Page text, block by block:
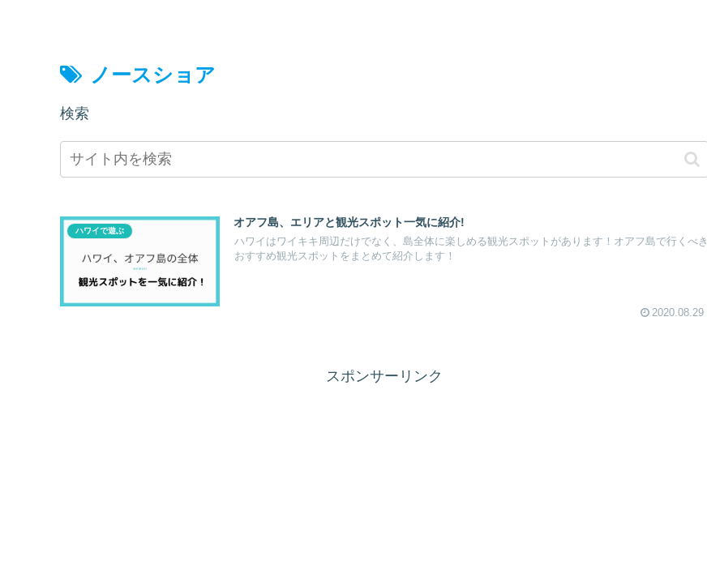
ノースショア
検索
ハワイで遊ぶ
オアフ島、エリアと観光スポット一気に紹介!
ハワイはワイキキ周辺だけでなく、島全体に楽しめる観光スポットがあります！オアフ島で行くべき
おすすめ観光スポットをまとめて紹介します！
2020.08.29
スポンサーリンク